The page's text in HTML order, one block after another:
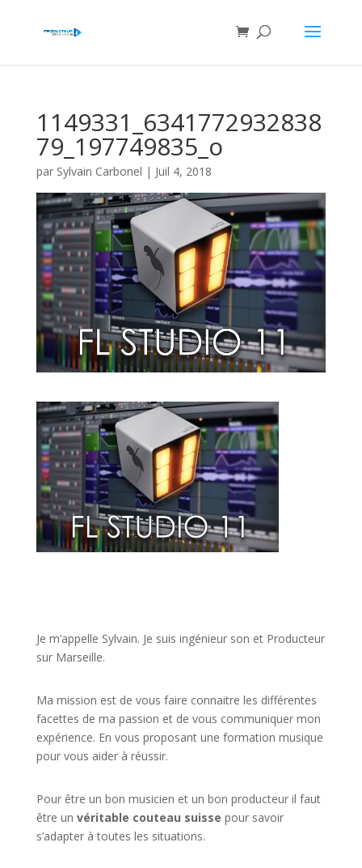
1149331_6341772932838
79_197749835_o
par Sylvain Carbonel | Juil 4, 2018
Je m’appelle Sylvain. Je suis ingénieur son et Producteur
sur Marseille.
Ma mission est de vous faire connaitre les différentes
facettes de ma passion et de vous communiquer mon
expérience. En vous proposant une formation musique
pour vous aider à réussir.
Pour être un bon musicien et un bon producteur il faut
être un véritable couteau suisse pour savoir
s’adapter à toutes les situations.